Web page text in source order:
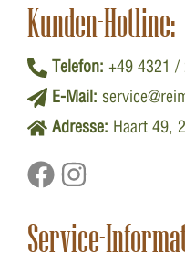
Kunden-Hotline:
Telefon: +49 4321 /
E-Mail:
Adresse: Haart 49,
Service-